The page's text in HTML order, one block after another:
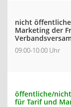
nicht
Marketing der
09:00-10:00 Uhr
öffentliche/
für Tarif und